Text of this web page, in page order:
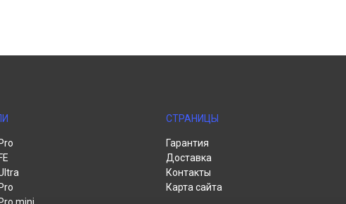
СТРАНИЦЫ
Гарантия
Доставка
Контакты
Карта сайта